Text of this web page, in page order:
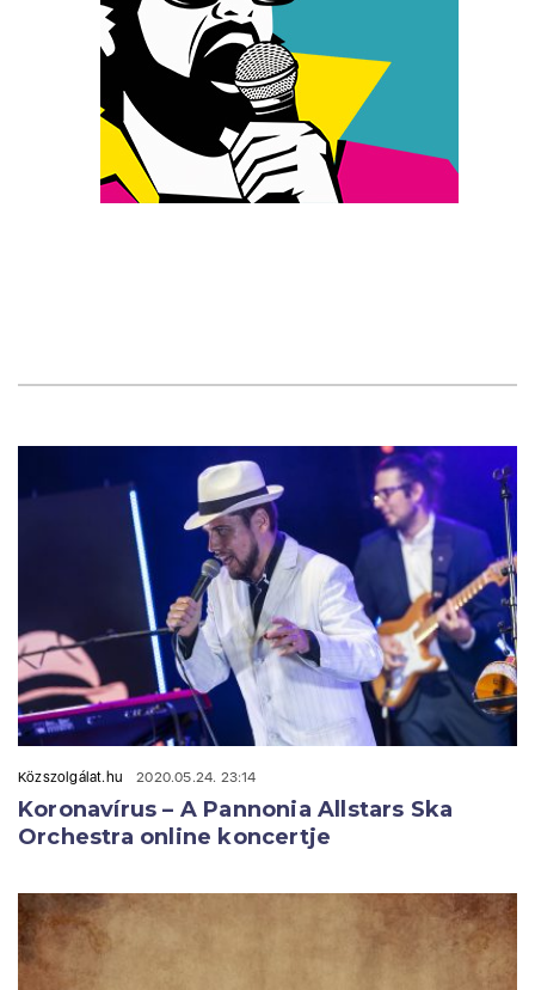
Közszolgálat.hu 2020.05.24. 23:14
Koronavírus – A Pannonia Allstars Ska
Orchestra online koncertje